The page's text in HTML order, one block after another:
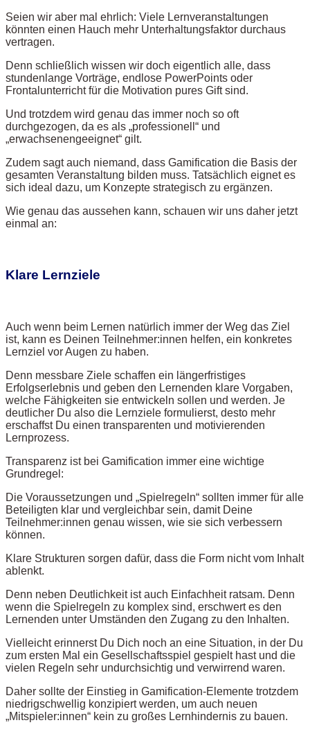
Seien wir aber mal ehrlich: Viele Lernveranstaltungen
könnten einen Hauch mehr Unterhaltungsfaktor durchaus
vertragen.
Denn schließlich wissen wir doch eigentlich alle, dass
stundenlange Vorträge, endlose PowerPoints oder
Frontalunterricht für die Motivation pures Gift sind.
Und trotzdem wird genau das immer noch so oft
durchgezogen, da es als „professionell“ und
„erwachsenengeeignet“ gilt.
Zudem sagt auch niemand, dass Gamification die Basis der
gesamten Veranstaltung bilden muss. Tatsächlich eignet es
sich ideal dazu, um Konzepte strategisch zu ergänzen.
Wie genau das aussehen kann, schauen wir uns daher jetzt
einmal an:
Klare Lernziele
Auch wenn beim Lernen natürlich immer der Weg das Ziel
ist, kann es Deinen Teilnehmer:innen helfen, ein konkretes
Lernziel vor Augen zu haben.
Denn messbare Ziele schaffen ein längerfristiges
Erfolgserlebnis und geben den Lernenden klare Vorgaben,
welche Fähigkeiten sie entwickeln sollen und werden. Je
deutlicher Du also die Lernziele formulierst, desto mehr
erschaffst Du einen transparenten und motivierenden
Lernprozess.
Transparenz ist bei Gamification immer eine wichtige
Grundregel:
Die Voraussetzungen und „Spielregeln“ sollten immer für alle
Beteiligten klar und vergleichbar sein, damit Deine
Teilnehmer:innen genau wissen, wie sie sich verbessern
können.
Klare Strukturen sorgen dafür, dass die Form nicht vom Inhalt
ablenkt.
Denn neben Deutlichkeit ist auch Einfachheit ratsam. Denn
wenn die Spielregeln zu komplex sind, erschwert es den
Lernenden unter Umständen den Zugang zu den Inhalten.
Vielleicht erinnerst Du Dich noch an eine Situation, in der Du
zum ersten Mal ein Gesellschaftsspiel gespielt hast und die
vielen Regeln sehr undurchsichtig und verwirrend waren.
Daher sollte der Einstieg in Gamification-Elemente trotzdem
niedrigschwellig konzipiert werden, um auch neuen
„Mitspieler:innen“ kein zu großes Lernhindernis zu bauen.